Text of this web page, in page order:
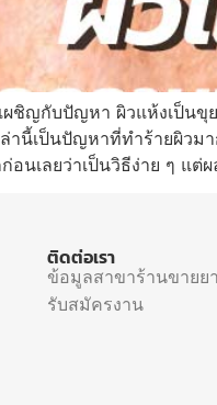
ชิญกับปัญหา ผิวแห้งเป็นขุ
านี้เป็นปัญหาที่ทำร้ายผิว
นเลยว่าเป็นวิธีง่าย ๆ แ
ติดต่อเรา
ข้อมูลสาขาร้านขายยา
รับสมัครงาน